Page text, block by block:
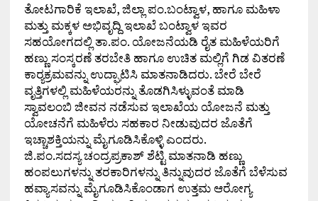
ತೋಟಗಾರಿಕೆ ಇಲಾಖೆ, ಜಿಲ್ಲಾ ಪಂ.ಬಂಟ್ವಾಳ, ಹಾಗೂ ಮಹಿಳಾ
ಮತ್ತು ಮಕ್ಕಳ ಅಭಿವೃದ್ದಿ ಇಲಾಖೆ ಬಂಟ್ವಾಳ ಇವರ
ಸಹಯೋಗದಲ್ಲಿ ತಾ.ಪಂ. ಯೋಜನೆಯಡಿ ರೈತ ಮಹಿಳೆಯರಿಗೆ
ಹಣ್ಣು ಸಂಸ್ಕರಣೆ ತರಬೇತಿ ಹಾಗೂ ಉಚಿತ ಮಲ್ಲಿಗೆ ಗಿಡ ವಿತರಣೆ
ಕಾರ್‍ಯಕ್ರಮವನ್ನು ಉದ್ಘಾಟಿಸಿ ಮಾತನಾಡಿದರು. ಬೇರೆ ಬೇರೆ
ವೃತ್ತಿಗಳಲ್ಲಿ ಮಹಿಳೆಯರನ್ನು ತೊಡಗಿಸಿಳ್ಳುವಂತೆ ಮಾಡಿ
ಸ್ವಾವಲಂಬಿ ಜೀವನ ನಡೆಸುವ ಇಲಾಖೆಯ ಯೋಜನೆ ಮತ್ತು
ಯೋಚನೆಗೆ ಮಹಿಳೆರು ಸಹಕಾರ ನೀಡುವುದರ ಜೊತೆಗೆ
ಇಚ್ಚಾಶಕ್ತಿಯನ್ನು ಮೈಗೂಡಿಸಿಕೊಳ್ಳಿ ಎಂದರು.
ಜಿ.ಪಂ.ಸದಸ್ಯ ಚಂದ್ರಪ್ರಕಾಶ್ ಶೆಟ್ಟಿ ಮಾತನಾಡಿ ಹಣ್ಣು
ಹಂಪಲುಗಳನ್ನು ತರಕಾರಿಗಳನ್ನು ತಿನ್ನುವುದರ ಜೊತೆಗೆ ಬೆಳೆಸುವ
ಹವ್ಯಾಸವನ್ನು ಮೈಗೂಡಿಸಿಕೊಂಡಾಗ ಉತ್ತಮ ಆರೋಗ್ಯ